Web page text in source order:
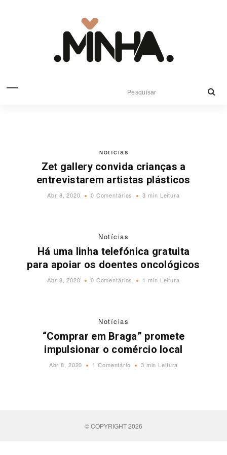
Notícias
Zet gallery convida crianças a
entrevistarem artistas plásticos
Abr 8, 2020 0 Comentários 3 min Leitura
Notícias
Há uma linha telefónica gratuita
para apoiar os doentes oncológicos
Abr 8, 2020 0 Comentários 1 min Leitura
Notícias
“Comprar em Braga” promete
impulsionar o comércio local
Abr 8, 2020 1 Comentário 3 min Leitura
© COPYRIGHT 2026